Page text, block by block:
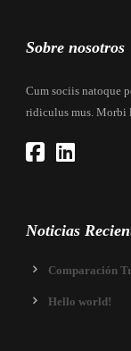
Sobre nosotros
Cum sociis natoque
ridiculus mus. Morbi
Noticias
Comparación
Hello world!